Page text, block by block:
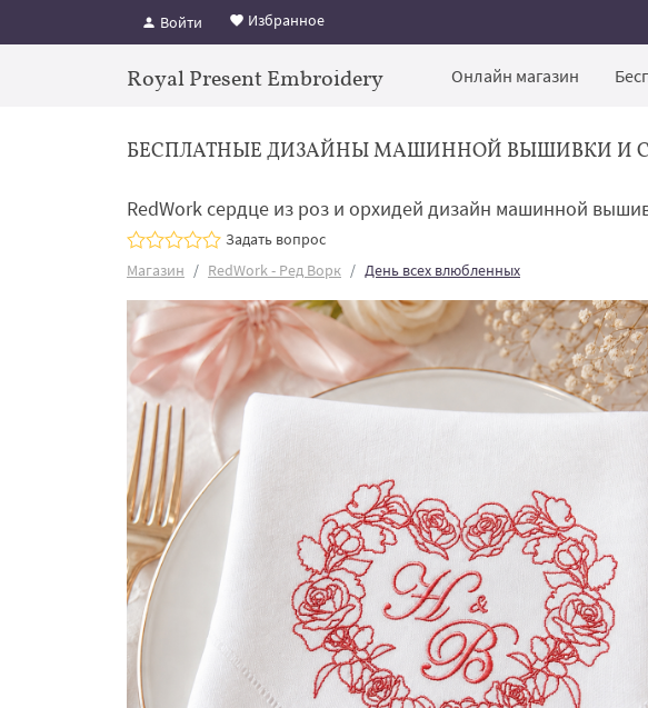
Войти Избранное
Royal Present Embroidery Онлайн магазин
БЕСПЛАТНЫЕ ДИЗАЙНЫ МАШИННОЙ ВЫШИВКИ
RedWork сердце из роз и орхидей дизайн машинной
Задать вопрос
Магазин
RedWork - Ред Ворк День всех влюбленных